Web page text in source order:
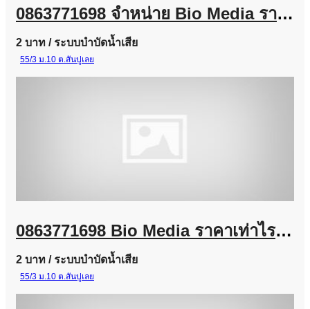
0863771698 จำหน่าย Bio Media ราคาส่ง สำหรับโรงงานและงานระบบบำบัดน้ำเสีย
2 บาท / ระบบบำบัดน้ำเสีย
55/3 ม.10 ต.สันปูเลย
0863771698 Bio Media ราคาเท่าไร? จำหน่ายจากโรงงานผู้ผลิต
2 บาท / ระบบบำบัดน้ำเสีย
55/3 ม.10 ต.สันปูเลย